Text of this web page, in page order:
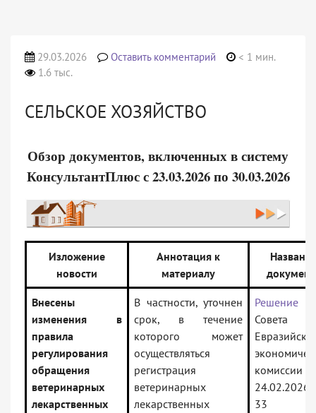
29.03.2026 Оставить комментарий
< 1 мин.
1.6 тыс.
СЕЛЬСКОЕ ХОЗЯЙСТВО
Обзор документов, включенных в систему
КонсультантПлюс с 23.03.2026 по 30.03.2026
Изложение
новости
Аннотация к
материалу
Внесены
изменения в
правила
регулирования
обращения
ветеринарных
лекарственных
В частности, уточнен
срок, в течение
которого может
осуществляться
регистрация
ветеринарных
лекарственных
Решение
Совета
33